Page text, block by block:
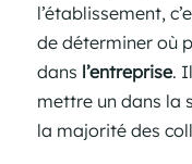
l’établissement,
de déterminer où
dans l’entreprise.
mettre un dans la
la majorité des